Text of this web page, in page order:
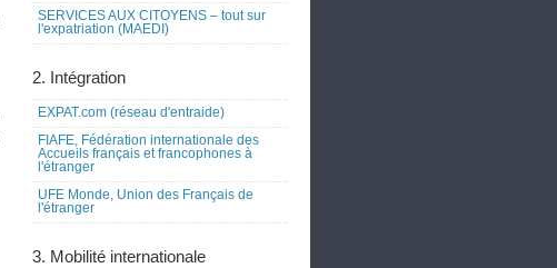
SERVICES AUX CITOYENS – tout sur
l'expatriation (MAEDI)
2. Intégration
EXPAT.com (réseau d'entraide)
FIAFE, Fédération internationale des
Accueils français et francophones à
l'étranger
UFE Monde, Union des Français de
l'étranger
3. Mobilité internationale